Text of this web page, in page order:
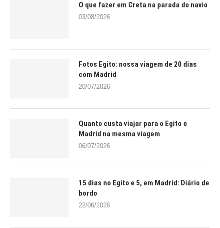
O que fazer em Creta na parada do navio
03/08/2026
Fotos Egito: nossa viagem de 20 dias
com Madrid
20/07/2026
Quanto custa viajar para o Egito e
Madrid na mesma viagem
06/07/2026
15 dias no Egito e 5, em Madrid: Diário de
bordo
22/06/2026